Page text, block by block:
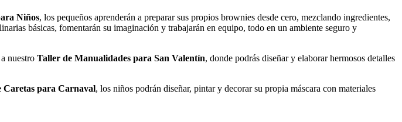
Niños, los pequeños aprenderán a preparar sus propios brownies desde cero, mezclando ingredientes,
básicas, fomentarán su imaginación y trabajarán en equipo, todo en un ambiente seguro y
nuestro Taller de Manualidades para San Valentín, donde podrás diseñar y elaborar hermosos detalles
Caretas para Carnaval, los niños podrán diseñar, pintar y decorar su propia máscara con materiales